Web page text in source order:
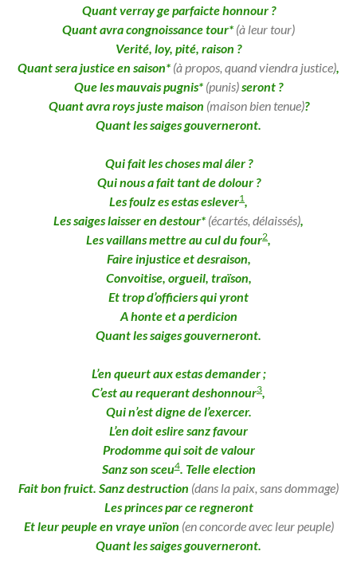
Quant verray ge parfaicte honnour ?
Quant avra congnoissance tour* (à leur tour)
Verité, loy, pité, raison ?
Quant sera justice en saison* (à propos, quand viendra justice),
Que les mauvais pugnis* (punis)seront ?
Quant avra roys juste maison (maison bien tenue)?
Quant les saiges gouverneront.
Qui fait les choses mal áler ?
Qui nous a fait tant de dolour ?
Les foulz es estas eslever1,
Les saiges laisser en destour* (écartés, délaissés),
Les vaillans mettre au cul du four2,
Faire injustice et desraison,
Convoitise, orgueil, traïson,
Et trop d’officiers qui yront
A honte et a perdicion
Quant les saiges gouverneront.
L’en queurt aux estas demander ;
C’est au requerant deshonnour3,
Qui n’est digne de l’exercer.
L’en doit eslire sanz favour
Prodomme qui soit de valour
Sanz son sceu4. Telle election
Fait bon fruict. Sanz destruction (dans la paix, sans dommage)
Les princes par ce regneront
Et leur peuple en vraye unïon (en concorde avec leur peuple)
Quant les saiges gouverneront.